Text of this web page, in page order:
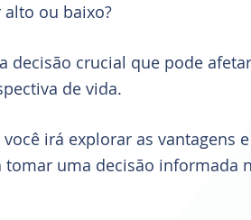
ou baixo?
decisão crucial que pode
de vida.
irá explorar as vantagens
tomar uma decisão informada